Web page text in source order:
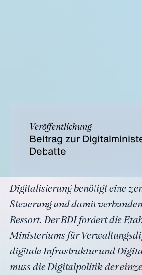
Veröffentlichung
Beitrag zur
Debatte
Digitalisierung benötigt eine
Steuerung und damit
Ressort. Der BDI fordert die
Ministeriums für
digitale Infrastruktur und
muss die Digitalpolitik der